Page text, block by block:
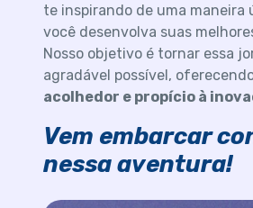
te inspirando de uma maneira
você desenvolva suas
Nosso objetivo é tornar essa
agradável possível,
acolhedor e propício à
Vem embarcar
nessa aventura!